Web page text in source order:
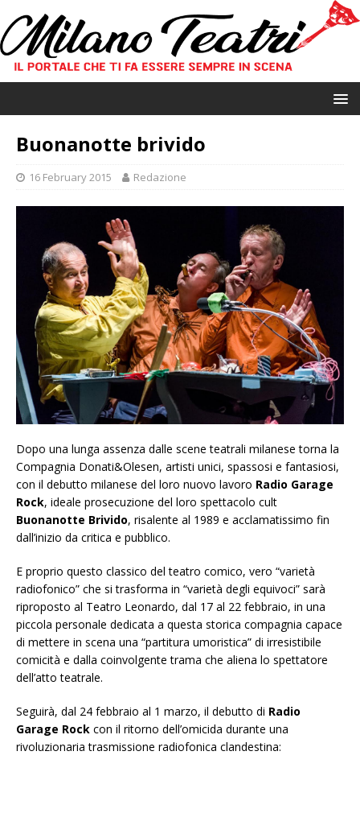
Buonanotte brivido
16 February 2015 Redazione
Dopo una lunga assenza dalle scene teatrali milanese torna la
Compagnia Donati&Olesen, artisti unici, spassosi e fantasiosi,
con il debutto milanese del loro nuovo lavoro Radio Garage
Rock, ideale prosecuzione del loro spettacolo cult
Buonanotte Brivido, risalente al 1989 e acclamatissimo fin
dall’inizio da critica e pubblico.
E proprio questo classico del teatro comico, vero “varietà
radiofonico” che si trasforma in “varietà degli equivoci” sarà
riproposto al Teatro Leonardo, dal 17 al 22 febbraio, in una
piccola personale dedicata a questa storica compagnia capace
di mettere in scena una “partitura umoristica” di irresistibile
comicità e dalla coinvolgente trama che aliena lo spettatore
dell’atto teatrale.
Seguirà, dal 24 febbraio al 1 marzo, il debutto di Radio
Garage Rock con il ritorno dell’omicida durante una
rivoluzionaria trasmissione radiofonica clandestina: